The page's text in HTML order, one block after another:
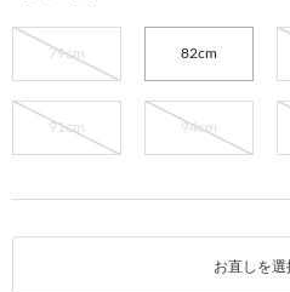
79cm 82cm
91cm 94cm
お直しを選